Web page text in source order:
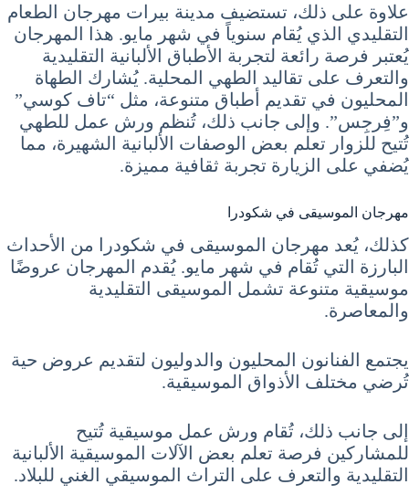
علاوة على ذلك، تستضيف مدينة بيرات مهرجان الطعام
التقليدي الذي يُقام سنوياً في شهر مايو. هذا المهرجان
يُعتبر فرصة رائعة لتجربة الأطباق الألبانية التقليدية
والتعرف على تقاليد الطهي المحلية. يُشارك الطهاة
المحليون في تقديم أطباق متنوعة، مثل “تاف كوسي”
و”فِرجِس”. وإلى جانب ذلك، تُنظم ورش عمل للطهي
تُتيح للزوار تعلم بعض الوصفات الألبانية الشهيرة، مما
يُضفي على الزيارة تجربة ثقافية مميزة.
مهرجان الموسيقى في شكودرا
كذلك، يُعد مهرجان الموسيقى في شكودرا من الأحداث
البارزة التي تُقام في شهر مايو. يُقدم المهرجان عروضًا
موسيقية متنوعة تشمل الموسيقى التقليدية
والمعاصرة.
يجتمع الفنانون المحليون والدوليون لتقديم عروض حية
تُرضي مختلف الأذواق الموسيقية.
إلى جانب ذلك، تُقام ورش عمل موسيقية تُتيح
للمشاركين فرصة تعلم بعض الآلات الموسيقية الألبانية
التقليدية والتعرف على التراث الموسيقي الغني للبلاد.